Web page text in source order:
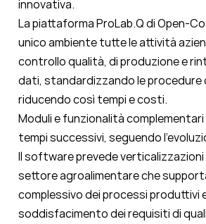
innovativa.
La piattaforma ProLab.Q di Open-
unico ambiente tutte le attività
controllo qualità, di produzione e
dati, standardizzando le procedure
riducendo così tempi e costi.
Moduli e funzionalità
tempi successivi, seguendo
Il software prevede verticalizzazioni
settore agroalimentare che
complessivo dei processi produttivi
soddisfacimento dei requisiti di